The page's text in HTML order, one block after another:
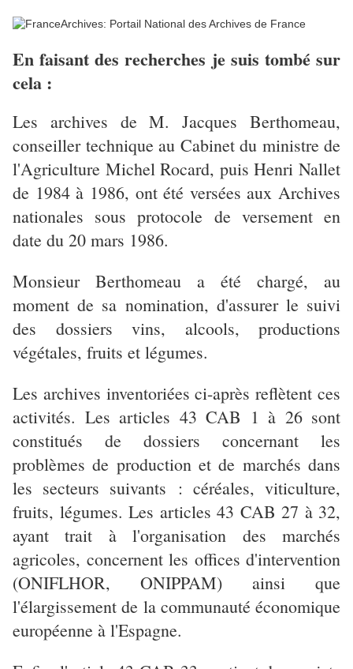
En faisant des recherches je suis tombé sur
cela :
Les archives de M. Jacques Berthomeau,
conseiller technique au Cabinet du ministre de
l'Agriculture Michel Rocard, puis Henri Nallet
de 1984 à 1986, ont été versées aux Archives
nationales sous protocole de versement en
date du 20 mars 1986.
Monsieur Berthomeau a été chargé, au
moment de sa nomination, d'assurer le suivi
des dossiers vins, alcools, productions
végétales, fruits et légumes.
Les archives inventoriées ci-après reflètent ces
activités. Les articles 43 CAB 1 à 26 sont
constitués de dossiers concernant les
problèmes de production et de marchés dans
les secteurs suivants : céréales, viticulture,
fruits, légumes. Les articles 43 CAB 27 à 32,
ayant trait à l'organisation des marchés
agricoles, concernent les offices d'intervention
(ONIFLHOR, ONIPPAM) ainsi que
l'élargissement de la communauté économique
européenne à l'Espagne.